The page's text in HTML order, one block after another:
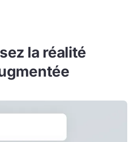
la réalité